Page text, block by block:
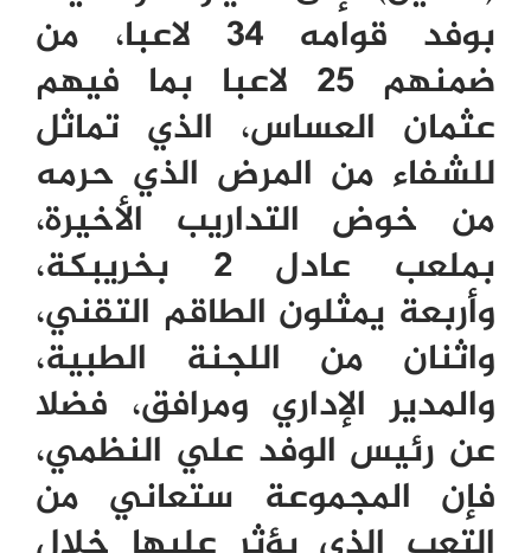
بوفد قوامه 34 لاعبا، من
ضمنهم 25 لاعبا بما فيهم
عثمان العساس، الذي تماثل
للشفاء من المرض الذي حرمه
من خوض التداريب الأخيرة،
بملعب عادل2 بخريبكة،
وأربعة يمثلون الطاقم التقني،
واثنان من اللجنة الطبية،
والمدير الإداري ومرافق، فضلا
عن رئيس الوفد علي النظمي،
فإن المجموعة ستعاني من